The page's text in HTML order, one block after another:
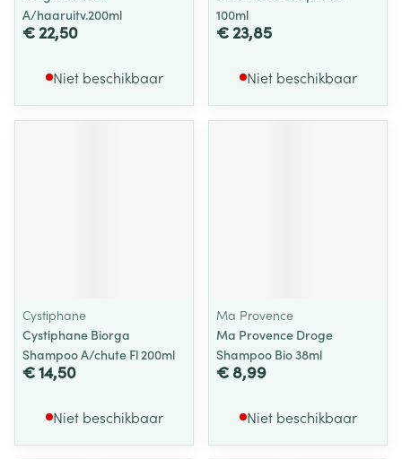
A/haaruitv.200ml
€ 22,50
Niet beschikbaar
100ml
€ 23,85
Niet beschikbaar
Cystiphane
Cystiphane Biorga
Shampoo A/chute Fl 200ml
€ 14,50
Niet beschikbaar
Ma Provence
Ma Provence Droge
Shampoo Bio 38ml
€ 8,99
Niet beschikbaar